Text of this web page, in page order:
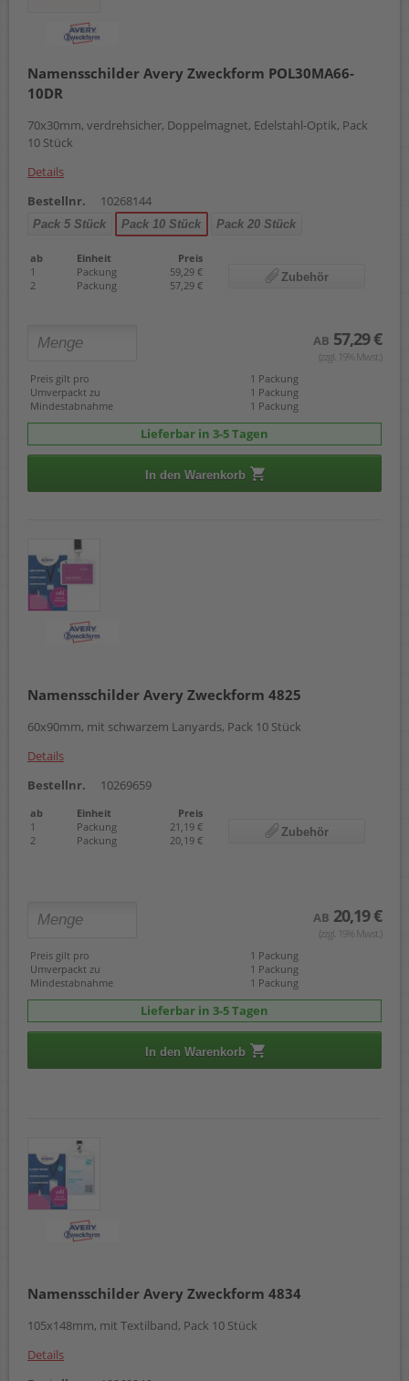
Namensschilder Avery Zweckform POL30MA66-
10DR
70x30mm, verdrehsicher, Doppelmagnet, Edelstahl-Optik, Pack
10 Stück
Details
Bestellnr.
10268144
Pack 5 Stück Pack 10 Stück Pack 20 Stück
ab Einheit
Preis
1
Packung
59,29 €
2
Packung 57,29 €
Zubehör
AB 57,29 €
(zzgl. 19% Mwst.)
Preis gilt pro
1 Packung
Umverpackt zu
1 Packung
Mindestabnahme
1 Packung
Lieferbar in 3-5 Tagen
In den Warenkorb
Namensschilder Avery Zweckform 4825
60x90mm, mit schwarzem Lanyards, Pack 10 Stück
Details
Bestellnr.
10269659
ab Einheit
Preis
1
Packung
21,19 €
2
Packung 20,19 €
Zubehör
AB 20,19 €
(zzgl. 19% Mwst.)
Preis gilt pro
1 Packung
Umverpackt zu
1 Packung
Mindestabnahme
1 Packung
Lieferbar in 3-5 Tagen
In den Warenkorb
Namensschilder Avery Zweckform 4834
105x148mm, mit Textilband, Pack 10 Stück
Details